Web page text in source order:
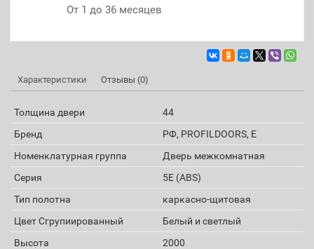
От 1 до 36 месяцев
Характеристики Отзывы (0)
Толщина двери
44
Бренд
РФ, PROFILDOORS, E
Номенклатурная группа
Дверь межкомнатная
Серия
5E (ABS)
Тип полотна
каркасно-щитовая
Цвет Сгрупиированный
Белый и светлый
Высота
2000